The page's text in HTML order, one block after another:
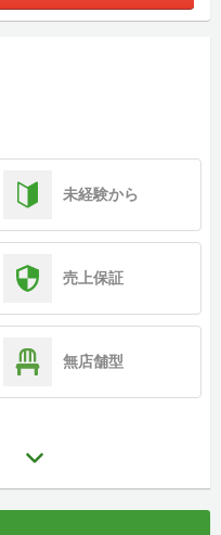
未経験から
売上保証
無店舗型